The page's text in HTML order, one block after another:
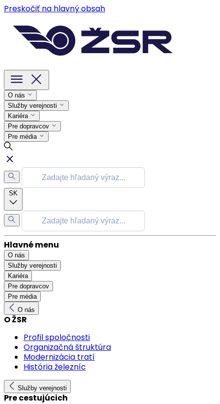
Preskočiť na hlavný obsah
O nás
Služby verejnosti
Kariéra
Pre dopravcov
Pre média
SK
Hlavné menu
O nás
Služby verejnosti
Kariéra
Pre dopravcov
Pre média
O nás
O ŽSR
Profil spoločnosti
Organizačná štruktúra
Modernizácia tratí
História železníc
Služby verejnosti
Pre cestujúcich